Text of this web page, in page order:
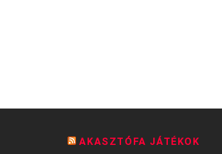
AKASZTÓFA JÁTÉKOK